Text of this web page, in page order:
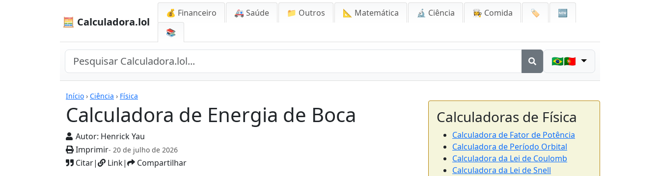
🧮 Calculadora.lol
💰 Financeiro 🚑 Saúde 📁 Outros 📐 Matemática 🔬 Ciência 👩‍🍳 Comida 🏷️
🆕
📚
🇧🇷🇵🇹
Início › Ciência › Física
Calculadora de Energia de Boca
Autor: Henrick Yau
Imprimir- 20 de julho de 2026
Citar| Link| Compartilhar
Calculadoras
Calculadoras de Física
Calculadora de Fator de Potência
Calculadora de Período Orbital
Calculadora da Lei de Coulomb
Calculadora da Lei de Snell